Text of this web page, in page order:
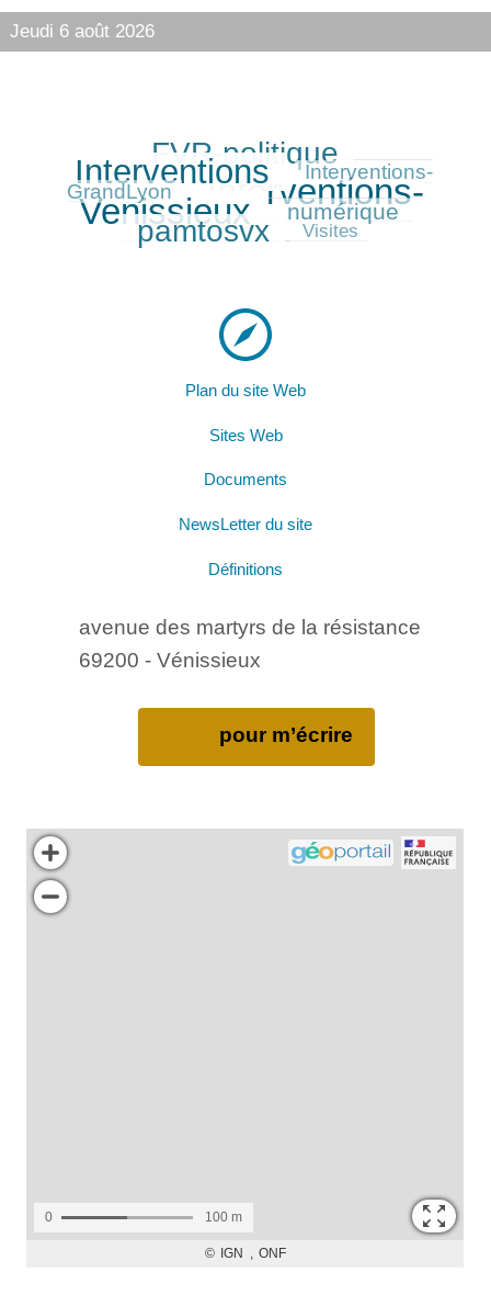
Jeudi 6 août 2026
FVR-politique
Interventions
Interventions-
GrandLyon
416/416 Interventions-
Venissieux
172/416 numérique
315/416
pamtosvx Visites
Plan du site Web
Sites Web
Documents
NewsLetter du site
Définitions
avenue des martyrs de la résistance
69200 - Vénissieux
pour m’écrire